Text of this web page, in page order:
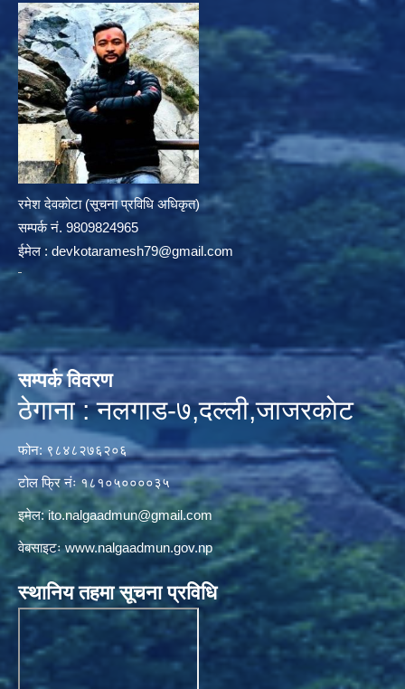
रमेश देवकोटा (सूचना प्रविधि अधिकृत)
सम्पर्क न‌ं. 9809824965
ईमेल : devkotaramesh79@gmail.com
सम्पर्क विवरण
ठेगाना : नलगाड-७,दल्ली,जाजरकाेट
फोन: ९८४८२७६२०६
टोल फ्रि नंः १८१०५००००३५
इमेल:ito.nalgaadmun@gmail.com
वेबसाइटःwww.nalgaadmun.gov.np
स्थानिय तहमा सूचना प्रविधि